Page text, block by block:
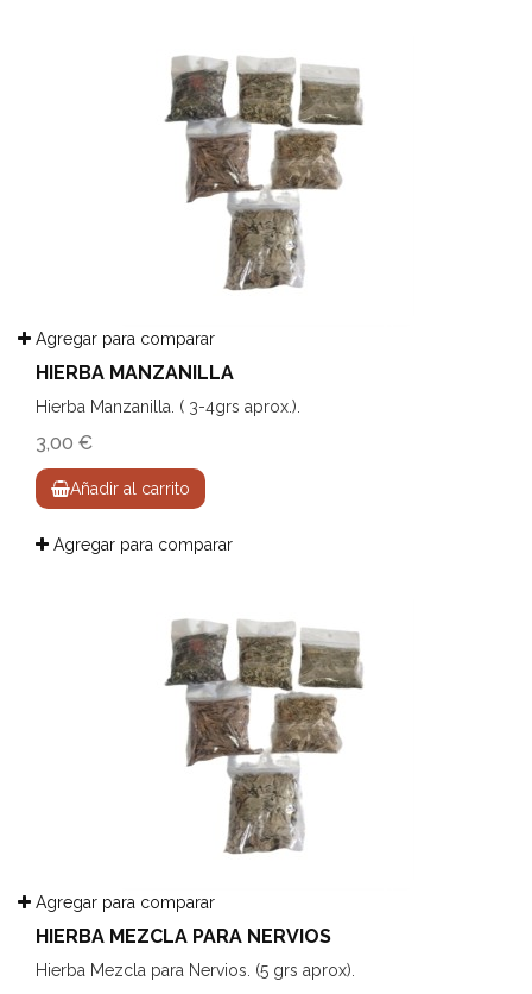
Agregar para comparar
HIERBA MANZANILLA
Hierba Manzanilla. ( 3-4grs aprox.).
3,00 €
Añadir al carrito
Agregar para comparar
Agregar para comparar
HIERBA MEZCLA PARA NERVIOS
Hierba Mezcla para Nervios. (5 grs aprox).